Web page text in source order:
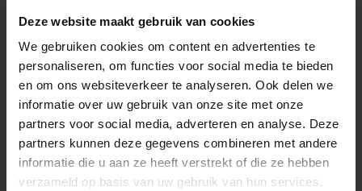
Deze website maakt gebruik van cookies
We gebruiken cookies om content en advertenties te
personaliseren, om functies voor social media te bieden
en om ons websiteverkeer te analyseren. Ook delen we
informatie over uw gebruik van onze site met onze
partners voor social media, adverteren en analyse. Deze
partners kunnen deze gegevens combineren met andere
informatie die u aan ze heeft verstrekt of die ze hebben
verzameld op basis van uw gebruik van hun services.
15 okt. 2026 10:45 - 12:15 Inbegrepen
CLP: indeling, etikettering en verpakking
15 okt. 2026 13:00 - 14:30 Inbegrepen
Het veiligheidsinformatieblad